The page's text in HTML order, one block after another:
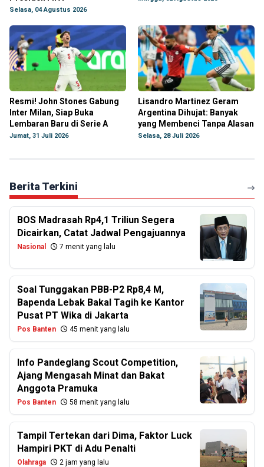
Selasa, 04 Agustus 2026
Resmi! John Stones Gabung
Inter Milan, Siap Buka
Lembaran Baru di Serie A
Jumat, 31 Juli 2026
Lisandro Martinez Geram
Argentina Dihujat: Banyak
yang Membenci Tanpa Alasan
Selasa, 28 Juli 2026
Berita Terkini
BOS Madrasah Rp4,1 Triliun Segera
Dicairkan, Catat Jadwal Pengajuannya
Nasional 7 menit yang lalu
Soal Tunggakan PBB-P2 Rp8,4 M,
Bapenda Lebak Bakal Tagih ke Kantor
Pusat PT Wika di Jakarta
Pos Banten 45 menit yang lalu
Info Pandeglang Scout Competition,
Ajang Mengasah Minat dan Bakat
Anggota Pramuka
Pos Banten 58 menit yang lalu
Tampil Tertekan dari Dima, Faktor Luck
Hampiri PKT di Adu Penalti
Olahraga 2 jam yang lalu